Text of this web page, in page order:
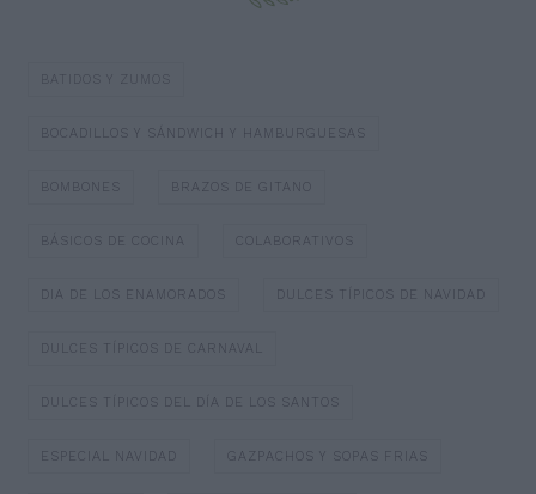
BATIDOS Y ZUMOS
BOCADILLOS Y SÁNDWICH Y HAMBURGUESAS
BOMBONES BRAZOS DE GITANO
BÁSICOS DE COCINA COLABORATIVOS
DIA DE LOS ENAMORADOS DULCES TÍPICOS DE NAVIDAD
DULCES TÍPICOS DE CARNAVAL
DULCES TÍPICOS DEL DÍA DE LOS SANTOS
ESPECIAL NAVIDAD GAZPACHOS Y SOPAS FRIAS